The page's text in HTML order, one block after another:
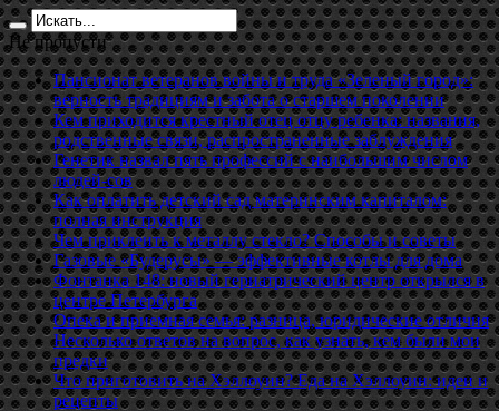
Не пропусти
Пансионат ветеранов войны и труда «Зеленый город»:
верность традициям и забота о старшем поколении
Кем приходится крестный отец отцу ребенка: названия,
родственные связи, распространенные заблуждения
Генетик назвал пять профессий с наибольшим числом
людей-сов
Как оплатить детский сад материнским капиталом:
полная инструкция
Чем приклеить к металлу стекло? Способы и советы
Газовые «Будерусы» — эффективные котлы для дома
Фонтанка 148: новый гериатрический центр открылся в
центре Петербурга
Опека и приемная семья: разница, юридические отличия
Несколько ответов на вопрос, как узнать, кем были мои
предки
Что приготовить на Хэллоуин? Еда на Хэллоуин: идеи и
рецепты